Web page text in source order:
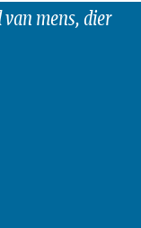
mens, dier